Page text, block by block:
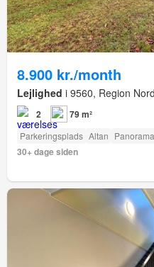
8.900 kr./month
Lejlighed i 9560, Region
2 79 m²
Parkeringsplads Altan
30+ dage siden